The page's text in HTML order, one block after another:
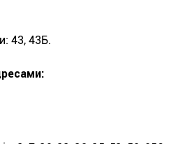
43, 43Б.